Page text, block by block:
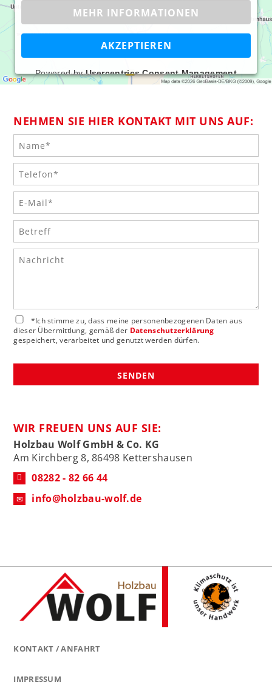
MEHR INFORMATIONEN
AKZEPTIEREN
Powered byUsercentrics Consent Management
Platform
NEHMEN SIE HIER KONTAKT MIT UNS AUF:
*Ich stimme zu, dass meine personenbezogenen Daten aus
dieser Übermittlung, gemäß der Datenschutzerklärung
gespeichert, verarbeitet und genutzt werden dürfen.
WIR FREUEN UNS AUF SIE:
Holzbau Wolf GmbH & Co. KG
Am Kirchberg 8, 86498 Kettershausen
08282 - 82 66 44
info@holzbau-wolf.de
KONTAKT / ANFAHRT
IMPRESSUM